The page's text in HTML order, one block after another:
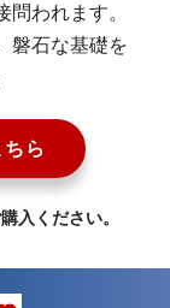
われます。
磐石な基礎を
ら
入ください。